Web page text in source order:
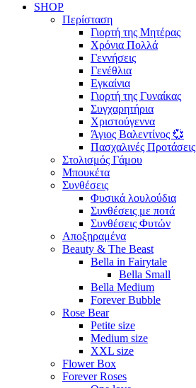
SHOP
Περίσταση
Γιορτή της Μητέρας
Χρόνια Πολλά
Γεννήσεις
Γενέθλια
Εγκαίνια
Γιορτή της Γυναίκας
Συγχαρητήρια
Χριστούγεννα
Άγιος Βαλεντίνος 💞
Πασχαλινές Προτάσεις
Στολισμός Γάμου
Μπουκέτα
Συνθέσεις
Φυσικά λουλούδια
Συνθέσεις με ποτά
Συνθέσεις Φυτών
Αποξηραμένα
Beauty & The Beast
Bella in Fairytale
Bella Small
Bella Medium
Forever Bubble
Rose Bear
Petite size
Medium size
XXL size
Flower Box
Forever Roses